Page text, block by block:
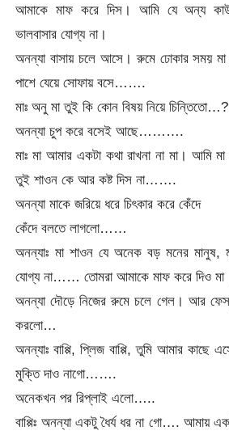
আমাকে মাফ করে দিস। আমি যে অন্য
ভালবাসার যোগ্য না।
অনন্যা বাসায় চলে আসে। রুমে ঢোকার সময়
পাশে যেয়ে সোফায় বসে…….
মাঃ অনু মা তুই কি কোন বিষয় নিয়ে
অনন্যা চুপ করে বসেই আছে……….
মাঃ মা আমার একটা কথা রাখনা না মা। আমি
তুই শাওন কে আর কষ্ট দিস না…….
অনন্যা মাকে জরিয়ে ধরে চিৎকার করে কেঁদে
কেঁদে বলতে লাগলো……
অনন্যাঃ মা শাওন যে অনেক বড় মনের মানুষ,
যোগ্য না…… তোমরা আমাকে মাফ করে দিও
অনন্যা দৌড়ে নিজের রুমে চলে গেল। আর
করলো…
অনন্যাঃ বাপ্পি, প্লিজ বাপ্পি, তুমি আমার কাছে
মুক্তি দাও নাগো…….
অনেকখন পর রিপ্লাই এলো…..
বাপ্পিঃ অনন্যা একটু ধৈর্য ধর না গো…. আমায়